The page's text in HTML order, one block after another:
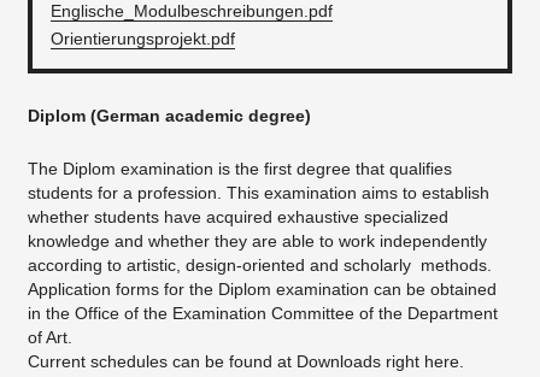
Englische_Modulbeschreibungen.pdf
Orientierungsprojekt.pdf
Diplom (German academic degree)
The Diplom examination is the first degree that qualifies
students for a profession. This examination aims to establish
whether students have acquired exhaustive specialized
knowledge and whether they are able to work independently
according to artistic, design-oriented and scholarly methods.
Application forms for the Diplom examination can be obtained
in the Office of the Examination Committee of the Department
of Art.
Current schedules can be found at Downloads right here.